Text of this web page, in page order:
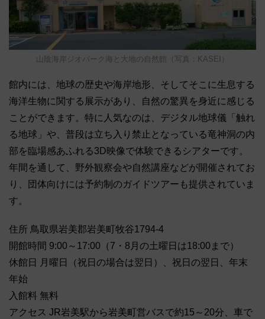
山陰海岸ジオパーク海と大地の自然館（写真：KASEI）
館内には、地球の歴史や海岸地形、そしてそこに生息する
海洋生物に関する展示があり、自然の驚異を身近に感じる
ことができます。特に人気なのは、デジタル地球儀「触れ
る地球」や、普段は立ち入り禁止となっている竜神洞の内
部を臨場感あふれる3D映像で体験できるシアターです。
年間を通して、野外観察会や自然講座などが開催されてお
り、団体向けには予約制のガイドツアーも提供されていま
す。
住所 鳥取県岩美郡岩美町牧谷1794-4
開館時間 9:00～17:00（7・8月の土曜日は18:00まで）
休館日 月曜日（祝日の場合は翌日）、祝日の翌日、年末
年始
入館料 無料
アクセス JR岩美駅から岩美町営バスで約15～20分、車で